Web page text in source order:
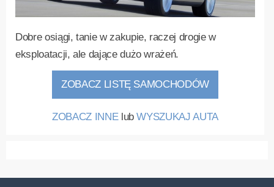
Dobre osiągi, tanie w zakupie, raczej drogie w
eksploatacji, ale dające dużo wrażeń.
ZOBACZ LISTĘ SAMOCHODÓW
ZOBACZ INNElubWYSZUKAJ AUTA